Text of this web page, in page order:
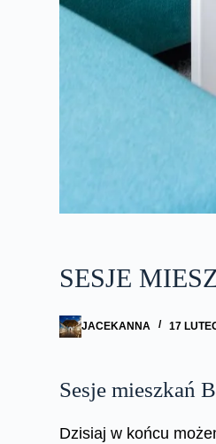
SESJE
JACEKANNA 17
Sesje mieszkań
Dzisiaj w końcu